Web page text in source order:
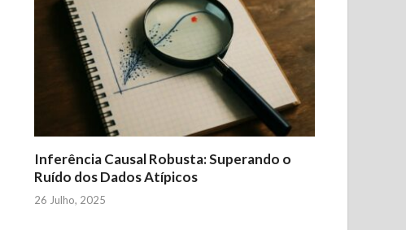
Inferência Causal Robusta: Superando o
Ruído dos Dados Atípicos
26 Julho, 2025